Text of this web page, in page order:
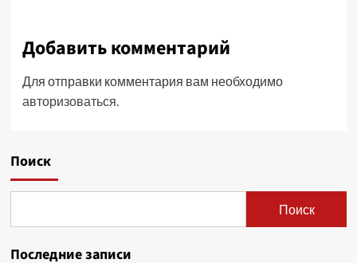
Добавить комментарий
Для отправки комментария вам необходимо
авторизоваться.
Поиск
Поиск
Последние записи